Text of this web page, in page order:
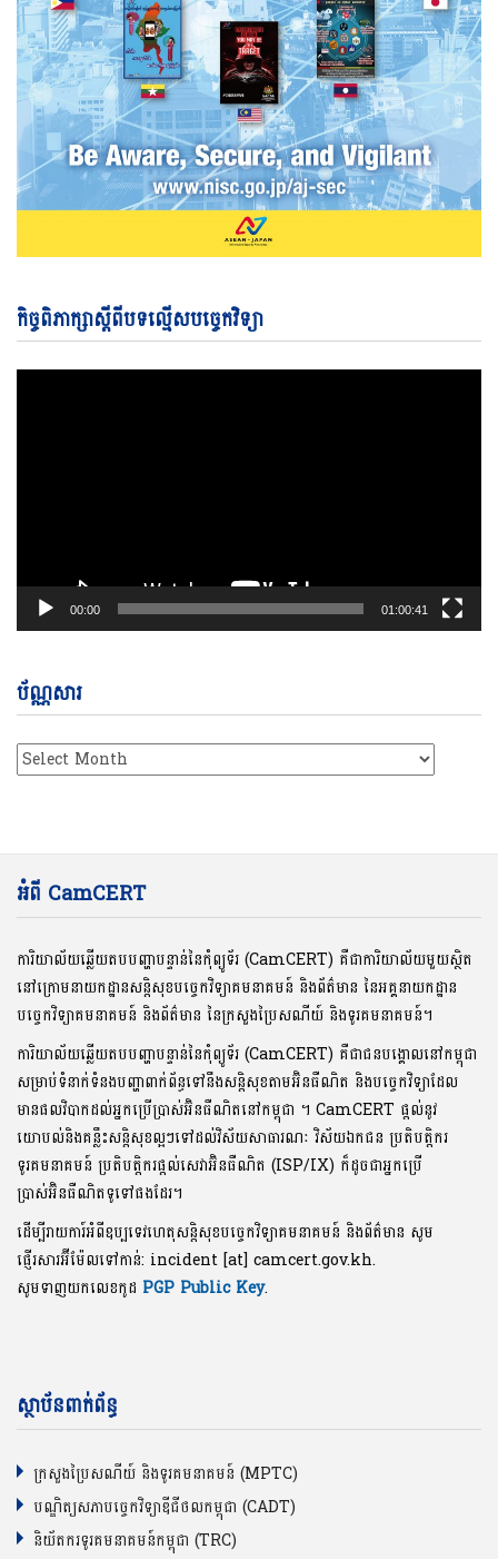
កិច្ចពិភាក្សាស្តីពីបទល្មើសបច្ចេកវិទ្យា
00:00 01:00:41
ប័ណ្ណសារ
ប័ណ្ណសារ
អំពី CamCERT
ការិយាល័យឆ្លើយតបបញ្ហាបន្ទាន់នៃកុំព្យូទ័រ (CamCERT) គឺជាការិយាល័យមួយស្ថិត
នៅក្រោមនាយកដ្ឋានសន្តិសុខបច្ចេកវិទ្យាគមនាគមន៍ និងព័ត៌មាន នៃអគ្គនាយកដ្ឋាន
បច្ចេកវិទ្យាគមនាគមន៍ និងព័ត៌មាន នៃក្រសួងប្រៃសណីយ៍ និងទូរគមនាគមន៍។
ការិយាល័យឆ្លើយតបបញ្ហាបន្ទាន់នៃកុំព្យូទ័រ (CamCERT) គឺជាជនបង្គោលនៅកម្ពុជា
សម្រាប់ទំនាក់ទំនងបញ្ហាពាក់ព័ន្ធទៅនឹងសន្តិសុខតាមអ៊ិនធឺណិត និងបច្ចេកវិទ្យាដែល
មានផលវិបាកដល់អ្នកប្រើប្រាស់អ៊ិនធឺណិតនៅកម្ពុជា ។ CamCERT ផ្តល់នូវ
យោបល់និងគន្លឹះសន្តិសុខល្អៗទៅដល់វិស័យសាធារណៈ វិស័យឯកជន ប្រតិបត្តិករ
ទូរគមនាគមន៍ ប្រតិបត្តិករផ្តល់សេវាអ៊ិនធឺណិត (ISP/IX) ក៏ដូចជាអ្នកប្រើ
ប្រាស់អ៊ិនធឺណិតទូទៅផងដែរ។
ដើម្បីរាយការ៍អំពីឧប្បទេវហេតុសន្តិសុខបច្ចេកវិទ្យាគមនាគមន៍ និងព័ត៌មាន សូម
ផ្ញើរសារអ៊ីម៉ែលទៅកាន់: incident [at] camcert.gov.kh.
សូមទាញយកលេខកូដ PGP Public Key.
ស្ថាប័នពាក់ព័ន្ធ
ក្រសួងប្រៃសណីយ៍ និងទូរគមនាគមន៍ (MPTC)
បណ្ឌិត្យសភាបច្ចេកវិទ្យាឌីជីថលកម្ពុជា (CADT)
និយ័តករទូរគមនាគមន៍កម្ពុជា (TRC)